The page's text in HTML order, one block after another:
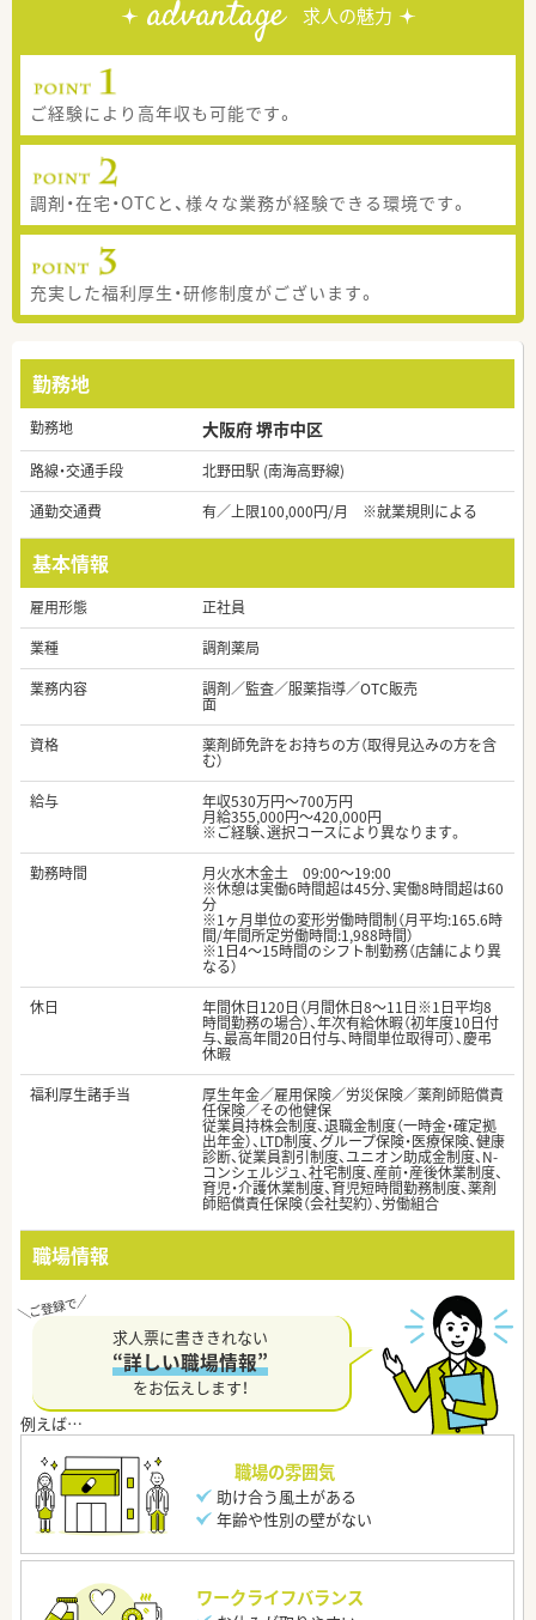
advantage 求人の魅力
ご経験により高年収も可能です。
調剤・在宅・OTCと、様々な業務が経験できる環境です。
充実した福利厚生・研修制度がございます。
勤務地
勤務地 大阪府 堺市中区
路線・交通手段
北野田駅 (南海高野線)
通勤交通費
有／上限100,000円/月 ※就業規則による
基本情報
雇用形態
正社員
業種
調剤薬局
業務内容
調剤／監査／服薬指導／OTC販売
面
資格
薬剤師免許をお持ちの方（取得見込みの方を含
む）
給与
年収530万円～700万円
月給355,000円～420,000円
※ご経験、選択コースにより異なります。
勤務時間
月火水木金土 09:00〜19:00
※休憩は実働6時間超は45分、実働8時間超は60
分
※1ヶ月単位の変形労働時間制（月平均:165.6時
間/年間所定労働時間:1,988時間）
※1日4～15時間のシフト制勤務（店舗により異
なる）
休日
年間休日120日（月間休日8～11日※1日平均8
時間勤務の場合）、年次有給休暇（初年度10日付
与、最高年間20日付与、時間単位取得可）、慶弔
休暇
福利厚生諸手当
厚生年金／雇用保険／労災保険／薬剤師賠償責
任保険／その他健保
従業員持株会制度、退職金制度（一時金・確定拠
出年金）、LTD制度、グループ保険・医療保険、健康
診断、従業員割引制度、ユニオン助成金制度、N-
コンシェルジュ、社宅制度、産前・産後休業制度、
育児・介護休業制度、育児短時間勤務制度、薬剤
師賠償責任保険（会社契約）、労働組合
職場情報
求人票に書ききれない
“詳しい職場情報”
をお伝えします！
職場の雰囲気
助け合う風土がある
年齢や性別の壁がない
ワークライフバランス